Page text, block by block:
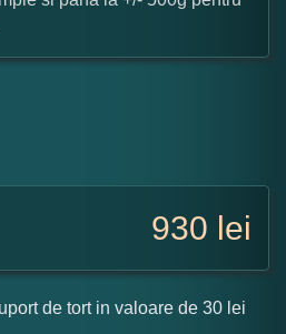
930 lei
de tort in valoare de 30 lei